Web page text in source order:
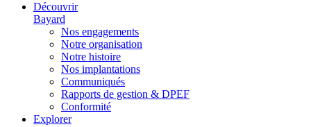
Découvrir
Bayard
Nos engagements
Notre organisation
Notre histoire
Nos implantations
Communiqués
Rapports de gestion & DPEF
Conformité
Explorer